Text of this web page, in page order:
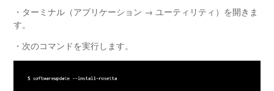
・ターミナル（アプリケーション → ユーティリティ）を開きま
す。
・次のコマンドを実行します。